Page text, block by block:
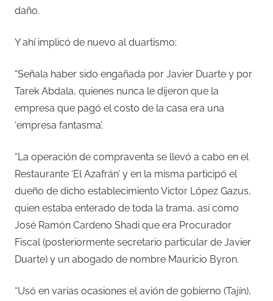
daño.
Y ahí implicó de nuevo al duartismo:
“Señala haber sido engañada por Javier Duarte y por
Tarek Abdala, quienes nunca le dijeron que la
empresa que pagó el costo de la casa era una
‘empresa fantasma’.
“La operación de compraventa se llevó a cabo en el
Restaurante ‘El Azafrán’ y en la misma participó el
dueño de dicho establecimiento Victor López Gazus,
quien estaba enterado de toda la trama, así como
José Ramón Cardeno Shadi que era Procurador
Fiscal (posteriormente secretario particular de Javier
Duarte) y un abogado de nombre Mauricio Byron.
“Usó en varias ocasiones el avión de gobierno (Tajín),